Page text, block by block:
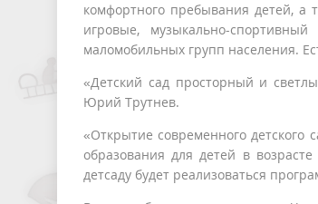
комфортного пребывания детей, а
игровые, музыкально-
маломобильных групп населения.
«Детский сад просторный и
Юрий Трутнев.
«Открытие современного
образования для детей в
детсаду будет реализоваться